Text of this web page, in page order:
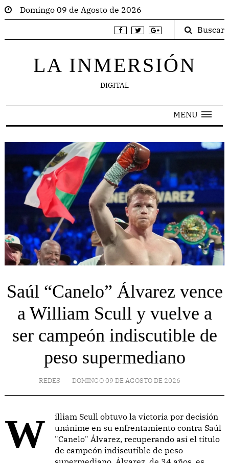
Domingo 09 de Agosto de 2026
Buscar
LA INMERSIÓN
DIGITAL
MENU
Saúl “Canelo” Álvarez vence
a William Scull y vuelve a
ser campeón indiscutible de
peso supermediano
REDES DOMINGO 09 DE AGOSTO DE 2026
William Scull obtuvo la victoria por decisión
unánime en su enfrentamiento contra Saúl
"Canelo" Álvarez, recuperando así el título
de campeón indiscutible de peso